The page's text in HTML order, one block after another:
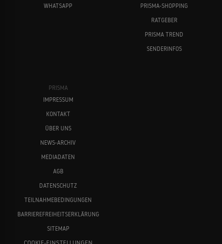
WHATSAPP
PRISMA-SHOPPING
RATGEBER
PRISMA TREND
SENDERINFOS
PRISMA
IMPRESSUM
KONTAKT
ÜBER UNS
NEWS-ARCHIV
MEDIADATEN
AGB
DATENSCHUTZ
TEILNAHMEBEDINGUNGEN
BARRIEREFREIHEITSERKLÄRUNG
SITEMAP
COOKIE-EINSTELLUNGEN